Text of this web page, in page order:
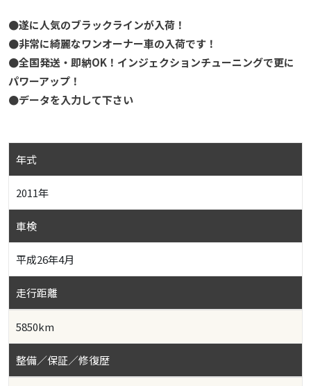
●遂に人気のブラックラインが入荷！
●非常に綺麗なワンオーナー車の入荷です！
●全国発送・即納OK！インジェクションチューニングで更に
パワーアップ！
●データを入力して下さい
年式
2011年
車検
平成26年4月
走行距離
5850km
整備／保証／修復歴